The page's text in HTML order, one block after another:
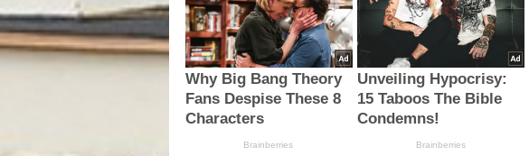
Why Big Bang Theory
Fans Despise These 8
Characters
Brainberries
Unveiling Hypocrisy:
15 Taboos The Bible
Condemns!
Brainberries